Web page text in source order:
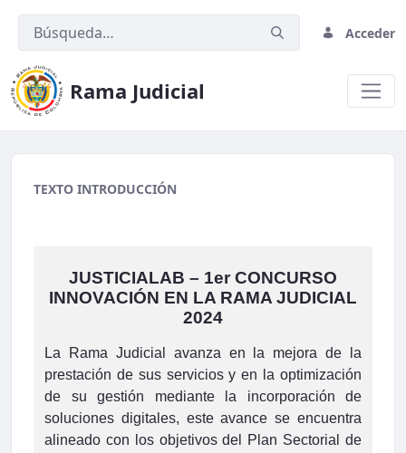
Acceder
Rama Judicial
01 Banner Justikids 4.jpeg
TEXTO INTRODUCCIÓN
JUSTICIALAB – 1er CONCURSO
INNOVACIÓN EN LA RAMA JUDICIAL
2024
La Rama Judicial avanza en la mejora de la
prestación de sus servicios y en la optimización
de su gestión mediante la incorporación de
soluciones digitales, este avance se encuentra
alineado con los objetivos del Plan Sectorial de